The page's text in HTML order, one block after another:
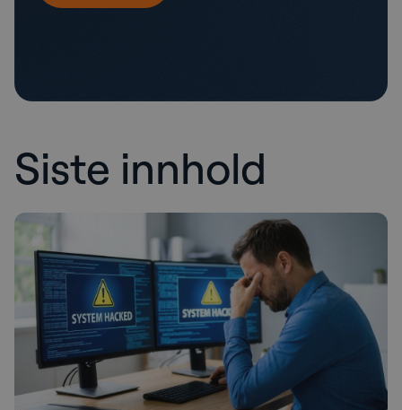
Siste innhold